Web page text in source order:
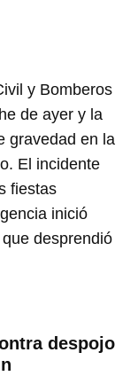
y Bomberos
de ayer y la
gravedad en la
El incidente
fiestas
inició
desprendió
despojo